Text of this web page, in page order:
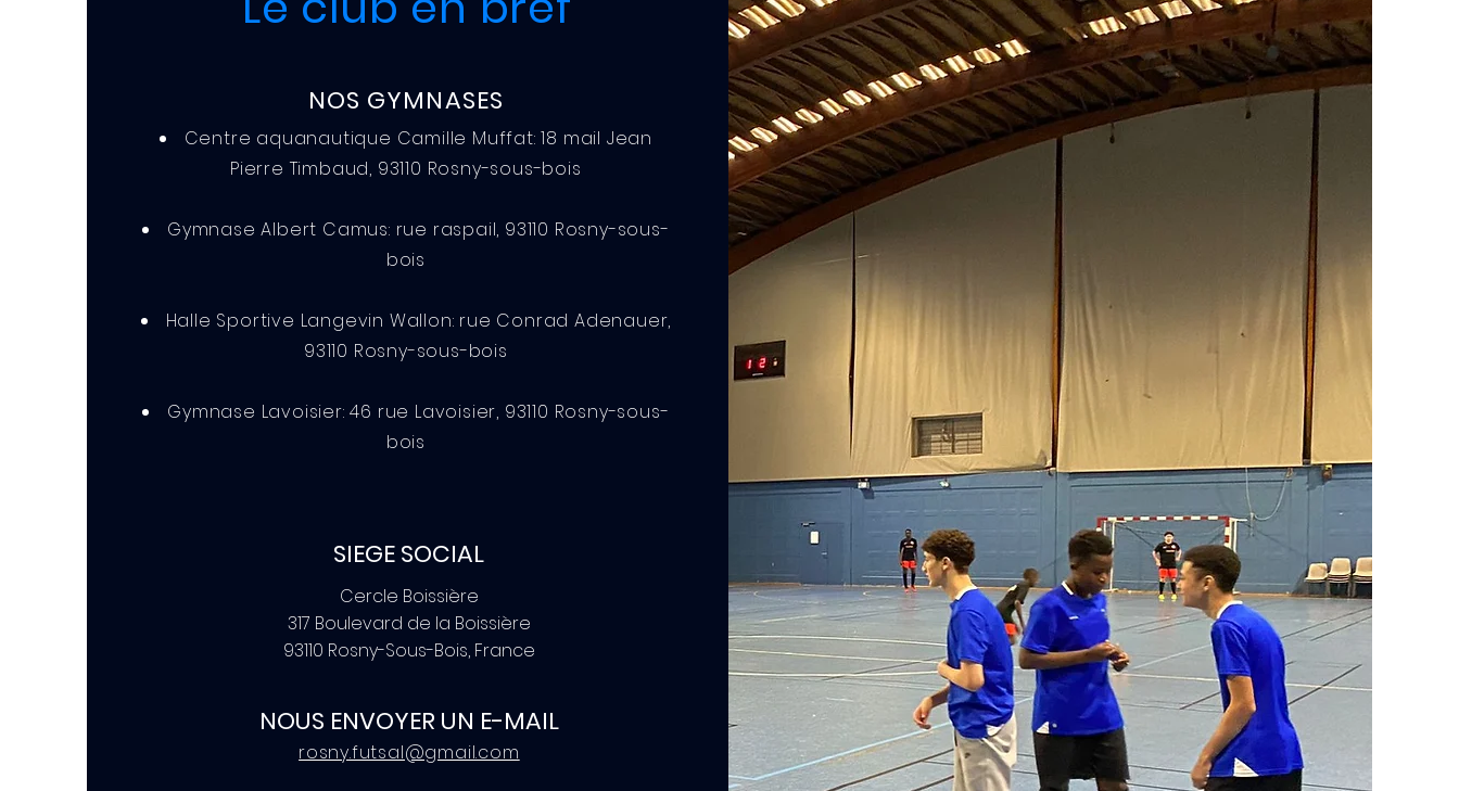
NOS GYMNASES
Centre aquanautique Camille Muffat: 18 mail Jean
Pierre Timbaud, 93110 Rosny-sous-bois
Gymnase Albert Camus: rue raspail, 93110 Rosny-sous-
bois
Halle Sportive Langevin Wallon: rue Conrad Adenauer,
93110 Rosny-sous-bois
Gymnase Lavoisier: 46 rue Lavoisier, 93110 Rosny-sous-
bois
SIEGE SOCIAL
Cercle Boissière
317 Boulevard de la Boissière
93110 Rosny-Sous-Bois, France
NOUS ENVOYER UN E-MAIL
rosny.futsal@gmail.com